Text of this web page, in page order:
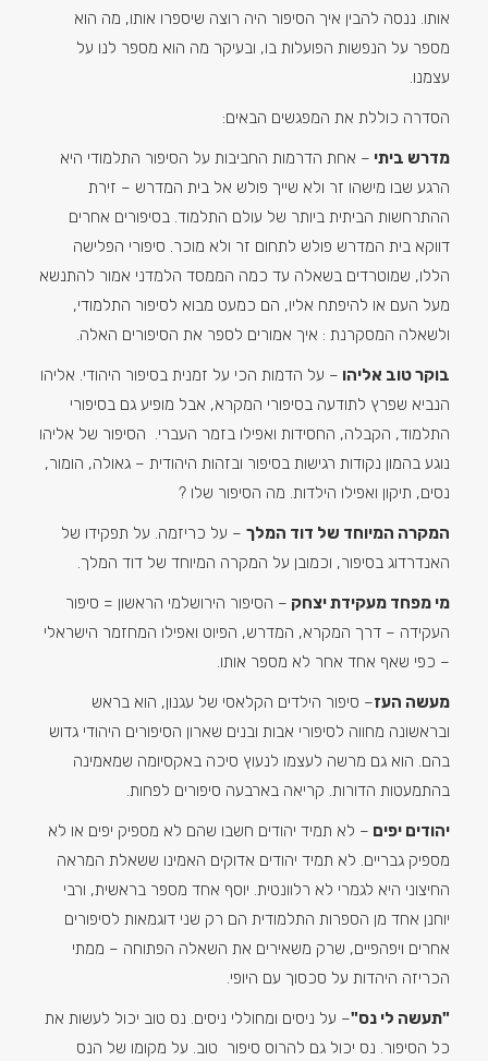
אותו. ננסה להבין איך הסיפור היה רוצה שיספרו אותו, מה הוא
מספר על הנפשות הפועלות בו, ובעיקר מה הוא מספר לנו על
עצמנו.
הסדרה כוללת את המפגשים הבאים:
מדרש ביתי – אחת הדרמות החביבות על הסיפור התלמודי היא
הרגע שבו מישהו זר ולא שייך פולש אל בית המדרש – זירת
ההתרחשות הביתית ביותר של עולם התלמוד. בסיפורים אחרים
דווקא בית המדרש פולש לתחום זר ולא מוכר. סיפורי הפלישה
הללו, שמוטרדים בשאלה עד כמה הממסד הלמדני אמור להתנשא
מעל העם או להיפתח אליו, הם כמעט מבוא לסיפור התלמודי,
ולשאלה המסקרנת : איך אמורים לספר את הסיפורים האלה.
בוקר טוב אליהו – על הדמות הכי על זמנית בסיפור היהודי. אליהו
הנביא שפרץ לתודעה בסיפורי המקרא, אבל מופיע גם בסיפורי
התלמוד, הקבלה, החסידות ואפילו בזמר העברי. הסיפור של אליהו
נוגע בהמון נקודות רגישות בסיפור ובזהות היהודית – גאולה, הומור,
נסים, תיקון ואפילו הילדות. מה הסיפור שלו ?
המקרה המיוחד של דוד המלך – על כריזמה. על תפקידו של
האנדרדוג בסיפור, וכמובן על המקרה המיוחד של דוד המלך.
מי מפחד מעקידת יצחק – הסיפור הירושלמי הראשון = סיפור
העקידה – דרך המקרא, המדרש, הפיוט ואפילו המחזמר הישראלי
– כפי שאף אחד אחר לא מספר אותו.
מעשה העז– סיפור הילדים הקלאסי של עגנון, הוא בראש
ובראשונה מחווה לסיפורי אבות ובנים שארון הסיפורים היהודי גדוש
בהם. הוא גם מרשה לעצמו לנעוץ סיכה באקסיומה שמאמינה
בהתמעטות הדורות. קריאה בארבעה סיפורים לפחות.
יהודים יפים – לא תמיד יהודים חשבו שהם לא מספיק יפים או לא
מספיק גבריים. לא תמיד יהודים אדוקים האמינו ששאלת המראה
החיצוני היא לגמרי לא רלוונטית. יוסף אחד מספר בראשית, ורבי
יוחנן אחד מן הספרות התלמודית הם רק שני דוגמאות לסיפורים
אחרים ויפהפיים, שרק משאירים את השאלה הפתוחה – ממתי
הכריזה היהדות על סכסוך עם היופי.
"תעשה לי נס"– על ניסים ומחוללי ניסים. נס טוב יכול לעשות את
כל הסיפור. נס יכול גם להרוס סיפור טוב. על מקומו של הנס